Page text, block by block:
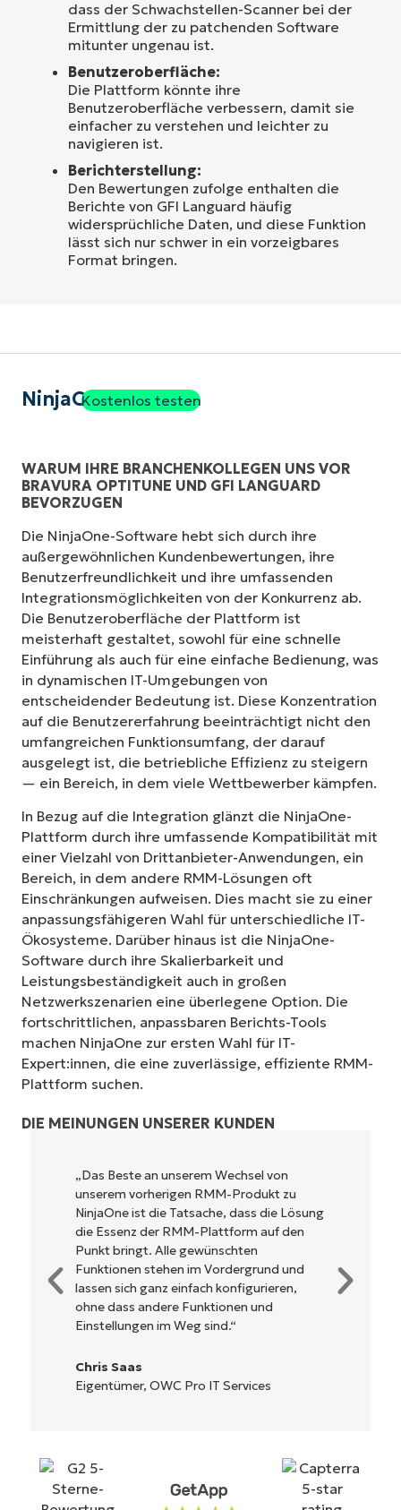
dass der Schwachstellen-Scanner bei der
Ermittlung der zu patchenden Software
mitunter ungenau ist.
Benutzeroberfläche:
Die Plattform könnte ihre
Benutzeroberfläche verbessern, damit sie
einfacher zu verstehen und leichter zu
navigieren ist.
Berichterstellung:
Den Bewertungen zufolge enthalten die
Berichte von GFI Languard häufig
widersprüchliche Daten, und diese Funktion
lässt sich nur schwer in ein vorzeigbares
Format bringen.
NinjaOneKostenlos testen
WARUM IHRE BRANCHENKOLLEGEN UNS VOR
BRAVURA OPTITUNE UND GFI LANGUARD
BEVORZUGEN
Die NinjaOne-Software hebt sich durch ihre
außergewöhnlichen Kundenbewertungen, ihre
Benutzerfreundlichkeit und ihre umfassenden
Integrationsmöglichkeiten von der Konkurrenz ab.
Die Benutzeroberfläche der Plattform ist
meisterhaft gestaltet, sowohl für eine schnelle
Einführung als auch für eine einfache Bedienung, was
in dynamischen IT-Umgebungen von
entscheidender Bedeutung ist. Diese Konzentration
auf die Benutzererfahrung beeinträchtigt nicht den
umfangreichen Funktionsumfang, der darauf
ausgelegt ist, die betriebliche Effizienz zu steigern
— ein Bereich, in dem viele Wettbewerber kämpfen.
In Bezug auf die Integration glänzt die NinjaOne-
Plattform durch ihre umfassende Kompatibilität mit
einer Vielzahl von Drittanbieter-Anwendungen, ein
Bereich, in dem andere RMM-Lösungen oft
Einschränkungen aufweisen. Dies macht sie zu einer
anpassungsfähigeren Wahl für unterschiedliche IT-
Ökosysteme. Darüber hinaus ist die NinjaOne-
Software durch ihre Skalierbarkeit und
Leistungsbeständigkeit auch in großen
Netzwerkszenarien eine überlegene Option. Die
fortschrittlichen, anpassbaren Berichts-Tools
machen NinjaOne zur ersten Wahl für IT-
Expert:innen, die eine zuverlässige, effiziente RMM-
Plattform suchen.
DIE MEINUNGEN UNSERER KUNDEN
Beste an unserem Wechsel von
vorherigen RMM-Produkt zu
ist die Tatsache, dass die Lösung
der RMM-Plattform auf den
bringt. Alle gewünschten
stehen im Vordergrund und
sich ganz einfach konfigurieren,
dass andere Funktionen und
im Weg sind.“
OWC Pro IT Services
Steuerung.
klar
Starten Sie Ihre 14-tägige
Testversion
Keine Kreditkarte erforderlich, voller Zugriff auf